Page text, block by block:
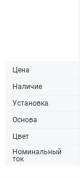
Цена
Наличие
Установка
Основа
Цвет
Номинальный
ток